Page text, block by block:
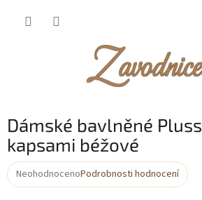
Dámské bavlněné
kapsami béžové
Průměrné
NeohodnocenoPodrobnosti hodnocení